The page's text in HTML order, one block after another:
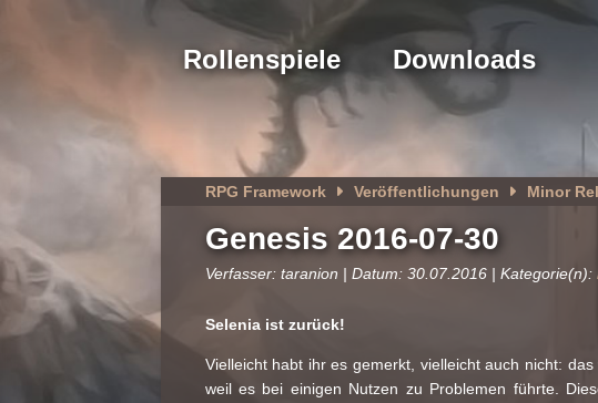
Rollenspiele Downloads
RPG Framework Veröffentlichungen Minor
Genesis 2016-07-30
Verfasser: taranion | Datum: 30.07.2016 | Kategorie(n):
Selenia ist zurück!
Vielleicht habt ihr es gemerkt, vielleicht auch nicht:
weil es bei einigen Nutzen zu Problemen führte.